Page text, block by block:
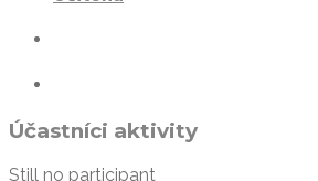
Účastníci aktivity
Still no participant